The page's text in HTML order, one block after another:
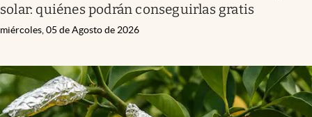
solar: quiénes podrán conseguirlas gratis
miércoles, 05 de Agosto de 2026